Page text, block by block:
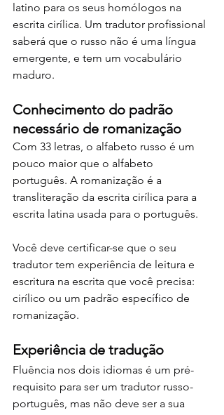
latino para os seus homólogos na
escrita cirílica. Um tradutor profissional
saberá que o russo não é uma língua
emergente, e tem um vocabulário
maduro.
Conhecimento do padrão
necessário de romanização
Com 33 letras, o alfabeto russo é um
pouco maior que o alfabeto
português. A romanização é a
transliteração da escrita cirílica para a
escrita latina usada para o português.
Você deve certificar-se que o seu
tradutor tem experiência de leitura e
escritura na escrita que você precisa:
cirílico ou um padrão específico de
romanização.
Experiência de tradução
Fluência nos dois idiomas é um pré-
requisito para ser um tradutor russo-
português, mas não deve ser a sua